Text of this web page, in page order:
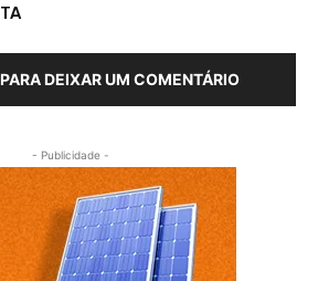
DEIXAR UM COMENTÁRIO
- Publicidade -